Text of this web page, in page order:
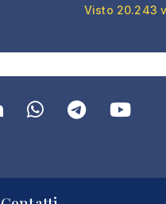
Visto 20.243